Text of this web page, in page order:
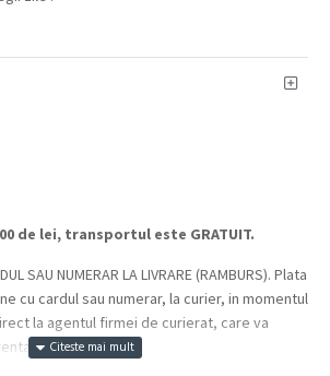
de lei, transportul este GRATUIT.
SAU NUMERAR LA LIVRARE (RAMBURS). Plata
cu cardul sau numerar, la curier, in momentul
la agentul firmei de curierat, care va
incasarii.